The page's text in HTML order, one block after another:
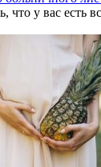
что у вас есть